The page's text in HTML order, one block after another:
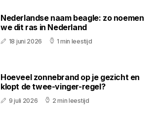
Nederlandse naam beagle: zo noemen
we dit ras in Nederland
18 juni 2026 1 min leestijd
Hoeveel zonnebrand op je gezicht en
klopt de twee-vinger-regel?
9 juli 2026 2 min leestijd